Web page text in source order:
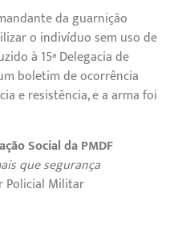
da guarnição
o indivíduo sem uso de
à 15ª Delegacia de
boletim de ocorrência
e resistência, e a arma foi
Social da PMDF
que segurança
Policial Militar